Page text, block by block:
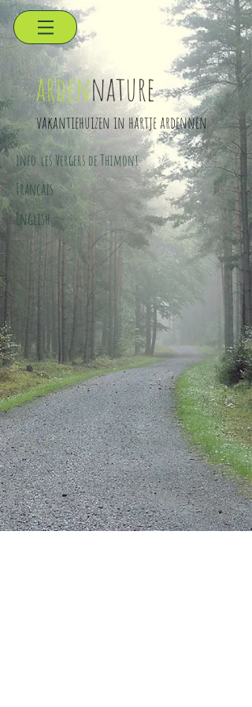
vakantiehuizen in hartje ardennen
ardennature
info les Vergers de Thimont
Francais
English